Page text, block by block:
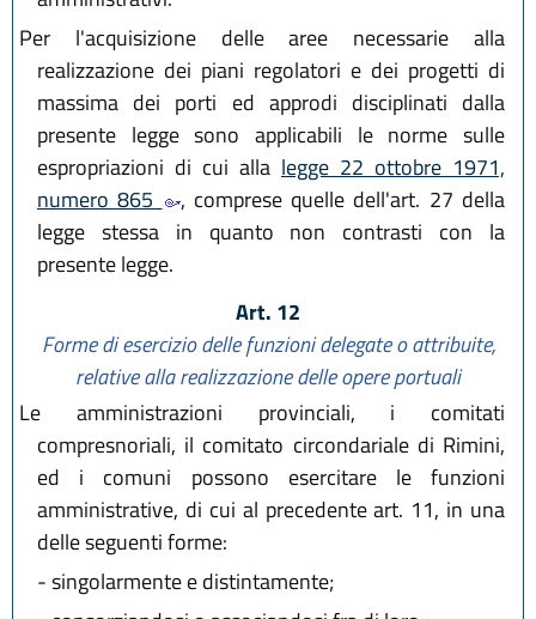
Per l'acquisizione delle aree necessarie alla
realizzazione dei piani regolatori e dei progetti di
massima dei porti ed approdi disciplinati dalla
presente legge sono applicabili le norme sulle
espropriazioni di cui alla legge 22 ottobre 1971,
numero 865
, comprese quelle dell'art. 27 della
legge stessa in quanto non contrasti con la
presente legge.
Art. 12
Forme di esercizio delle funzioni delegate o attribuite,
relative alla realizzazione delle opere portuali
Le amministrazioni provinciali, i comitati
compresnoriali, il comitato circondariale di Rimini,
ed i comuni possono esercitare le funzioni
amministrative, di cui al precedente art. 11, in una
delle seguenti forme:
-singolarmente e distintamente;